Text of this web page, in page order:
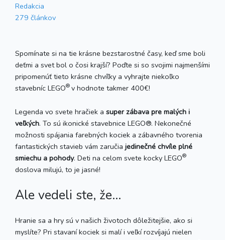
Redakcia
279 článkov
Spomínate si na tie krásne bezstarostné časy, keď sme boli
deťmi a svet bol o čosi krajší? Poďte si so svojimi najmenšími
pripomenúť tieto krásne chvíľky a vyhrajte niekoľko
stavebníc LEGO® v hodnote takmer 400€!
Legenda vo svete hračiek a super zábava pre malých i
veľkých. To sú ikonické stavebnice LEGO®. Nekonečné
možnosti spájania farebných kociek a zábavného tvorenia
fantastických stavieb vám zaručia jedinečné chvíle plné
smiechu a pohody. Deti na celom svete kocky LEGO®
doslova milujú, to je jasné!
Ale vedeli ste, že...
Hranie sa a hry sú v našich životoch dôležitejšie, ako si
myslíte? Pri stavaní kociek si malí i veľkí rozvíjajú nielen